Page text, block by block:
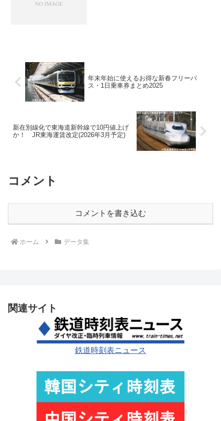
年末年始に使えるお得な新春フリーパ
ス・1日乗車券まとめ2025
新在別線化で東海道新幹線で10円値上げ
か！ JR東海運賃改定(2026年3月予定)
コメント
コメントを書き込む
ホーム データ集
関連サイト
鉄道時刻表ニュース